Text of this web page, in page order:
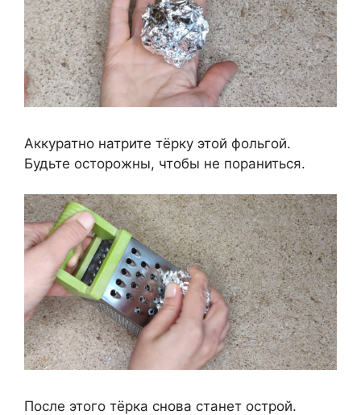
Аккуратно натрите тёрку этой фольгой.
Будьте осторожны, чтобы не пораниться.
После этого тёрка снова станет острой.